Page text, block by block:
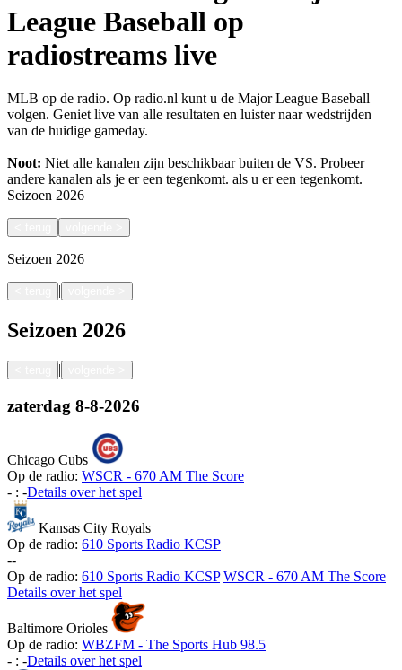
League Baseball op
radiostreams live
MLB op de radio. Op radio.nl kunt u de Major League Baseball
volgen. Geniet live van alle resultaten en luister naar wedstrijden
van de huidige gameday.
Noot: Niet alle kanalen zijn beschikbaar buiten de VS. Probeer
andere kanalen als je er een tegenkomt. als u er een tegenkomt.
Seizoen 2026
Seizoen 2026
|
Seizoen 2026
|
zaterdag 8-8-2026
Chicago Cubs
Op de radio: WSCR - 670 AM The Score
- : -Details over het spel
Kansas City Royals
Op de radio: 610 Sports Radio KCSP
--
Op de radio: 610 Sports Radio KCSP WSCR - 670 AM The Score
Details over het spel
Baltimore Orioles
Op de radio: WBZFM - The Sports Hub 98.5
- : -Details over het spel